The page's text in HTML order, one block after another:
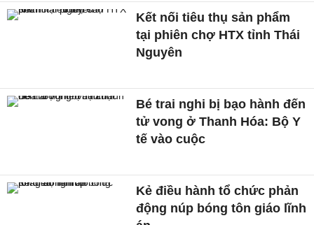
Kết nối tiêu thụ sản phẩm
tại phiên chợ HTX tỉnh Thái
Nguyên
Bé trai nghi bị bạo hành đến
tử vong ở Thanh Hóa: Bộ Y
tế vào cuộc
Kẻ điều hành tổ chức phản
động núp bóng tôn giáo lĩnh